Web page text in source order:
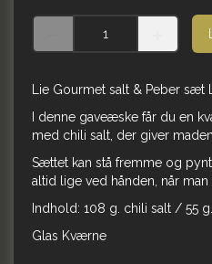
Lie Gourmet salt & Peber sæt
I denne gaveæske får du en
med chili salt, der giver
Sættet kan stå fremme og
altid lige ved hånden, når
Indhold: 108 g. chili salt / 55
Glas Kværne